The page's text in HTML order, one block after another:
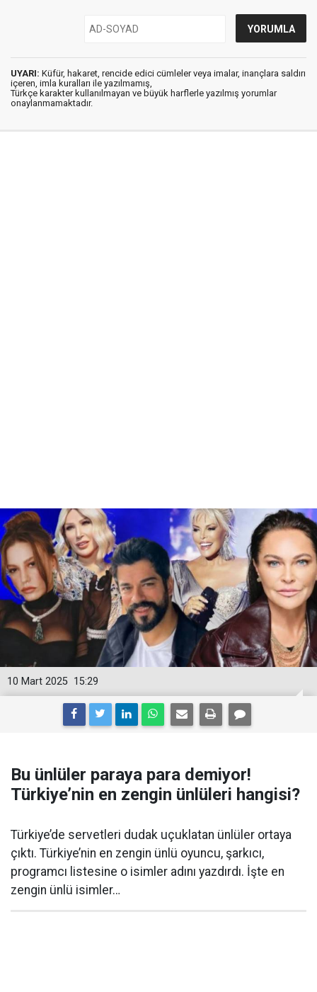
UYARI: Küfür, hakaret, rencide edici cümleler veya imalar, inançlara saldırı
içeren, imla kuralları ile yazılmamış,
Türkçe karakter kullanılmayan ve büyük harflerle yazılmış yorumlar
onaylanmamaktadır.
15:29
10 Mart 2025
Bu ünlüler paraya para demiyor!
Türkiye’nin en zengin ünlüleri hangisi?
Türkiye’de servetleri dudak uçuklatan ünlüler ortaya
çıktı. Türkiye’nin en zengin ünlü oyuncu, şarkıcı,
programcı listesine o isimler adını yazdırdı. İşte en
zengin ünlü isimler…